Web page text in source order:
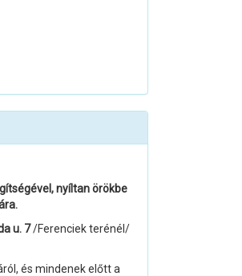
nyíltan örökbe
u. 7/Ferenciek terénél/
és mindenek előtt a